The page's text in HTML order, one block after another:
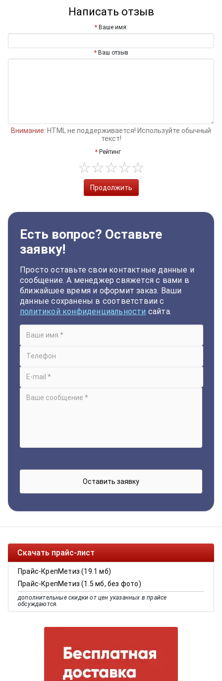
Написать отзыв
Ваше имя:
Ваш отзыв
Внимание: HTML не поддерживается! Используйте обычный
текст!
Рейтинг
Продолжить
Есть вопрос? Оставьте
заявку!
Просто оставьте свои контактные данные и
сообщение. А менеджер свяжется с вами в
ближайшее время и оформит заказ. Ваши
данные сохранены в соответствии с
политикой конфиденциальности сайта.
Скачать прайс-лист
Прайс-КрепМетиз (19.1 мб)
Прайс-КрепМетиз (1.5 мб, без фото)
дополнительные скидки от цен указанных в прайсе
обсуждаются.